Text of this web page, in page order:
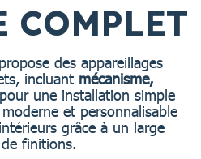
COMPLET
des appareillages
incluant mécanisme,
une installation simple
et personnalisable
grâce à un large
finitions.